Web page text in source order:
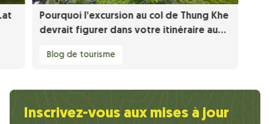
Pourquoi l’excursion au col de Thung Khe
devrait figurer dans votre itinéraire au
Blog de tourisme
Inscrivez-vous aux mises à jour